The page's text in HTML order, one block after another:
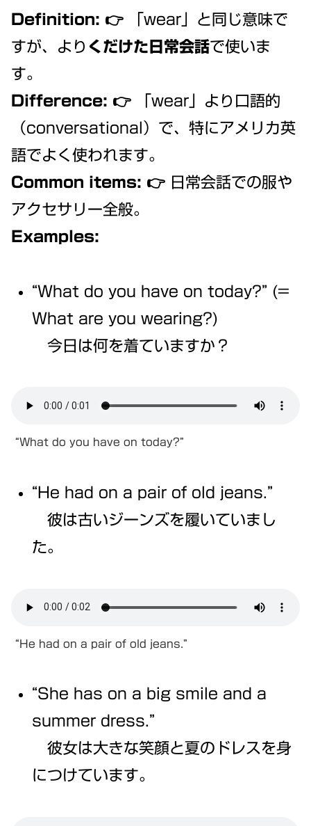
Definition: 👉 「wear」と同じ意味で
すが、より くだけた日常会話で使いま
す。
Difference: 👉 「wear」より口語的
（conversational）で、特にアメリカ英
語でよく使われます。
Common items: 👉 日常会話での服や
アクセサリー全般。
Examples:
“What do you have on today?” (=
What are you wearing?)
今日は何を着ていますか？
“What do you have on today?”
“He had on a pair of old jeans.”
彼は古いジーンズを履いていまし
た。
“He had on a pair of old jeans.”
“She has on a big smile and a
summer dress.”
彼女は大きな笑顔と夏のドレスを身
につけています。